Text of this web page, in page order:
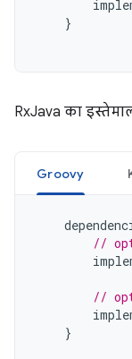
}
RxJava का
Groovy
//
//
}